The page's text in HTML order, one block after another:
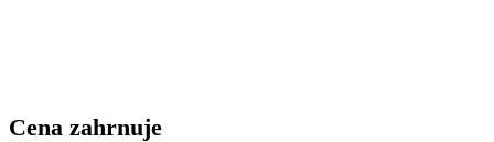
Cena zahrnuje